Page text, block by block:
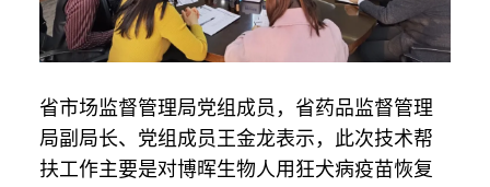
省市场监督管理局党组成员，省药品监督管理
局副局长、党组成员王金龙表示，此次技术帮
扶工作主要是对博晖生物人用狂犬病疫苗恢复